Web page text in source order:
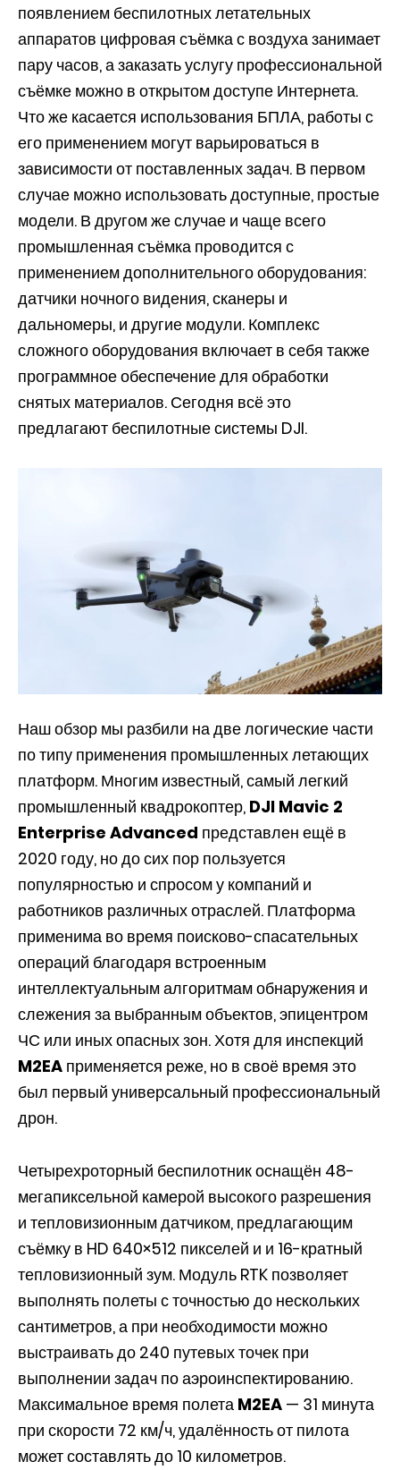
появлением беспилотных летательных
аппаратов цифровая съёмка с воздуха занимает
пару часов, а заказать услугу профессиональной
съёмке можно в открытом доступе Интернета.
Что же касается использования БПЛА, работы с
его применением могут варьироваться в
зависимости от поставленных задач. В первом
случае можно использовать доступные, простые
модели. В другом же случае и чаще всего
промышленная съёмка проводится с
применением дополнительного оборудования:
датчики ночного видения, сканеры и
дальномеры, и другие модули. Комплекс
сложного оборудования включает в себя также
программное обеспечение для обработки
снятых материалов. Сегодня всё это
предлагают беспилотные системы DJI.
Наш обзор мы разбили на две логические части
по типу применения промышленных летающих
платформ. Многим известный, самый легкий
промышленный квадрокоптер, DJI Mavic 2
Enterprise Advanced представлен ещё в
2020 году, но до сих пор пользуется
популярностью и спросом у компаний и
работников различных отраслей. Платформа
применима во время поисково-спасательных
операций благодаря встроенным
интеллектуальным алгоритмам обнаружения и
слежения за выбранным объектов, эпицентром
ЧС или иных опасных зон. Хотя для инспекций
M2EA применяется реже, но в своё время это
был первый универсальный профессиональный
дрон.
Четырехроторный беспилотник оснащён 48-
мегапиксельной камерой высокого разрешения
и тепловизионным датчиком, предлагающим
съёмку в HD 640×512 пикселей и и 16-кратный
тепловизионный зум. Модуль RTK позволяет
выполнять полеты с точностью до нескольких
сантиметров, а при необходимости можно
выстраивать до 240 путевых точек при
выполнении задач по аэроинспектированию.
Максимальное время полета M2EA — 31 минута
при скорости 72 км/ч, удалённость от пилота
может составлять до 10 километров.